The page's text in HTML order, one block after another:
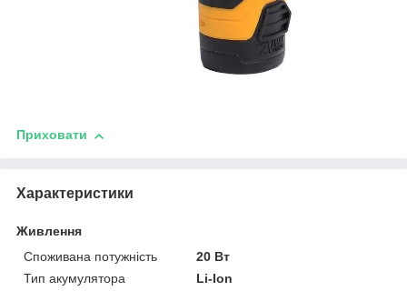
Приховати
Характеристики
Живлення
Споживана потужність
20 Вт
Тип акумулятора
Li-Ion